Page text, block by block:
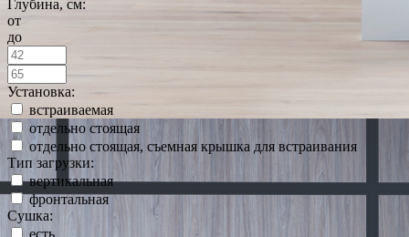
Глубина, см:
от
до
Установка:
встраиваемая
отдельно стоящая
отдельно стоящая, съемная крышка для встраивания
Тип загрузки:
вертикальная
фронтальная
Сушка:
есть